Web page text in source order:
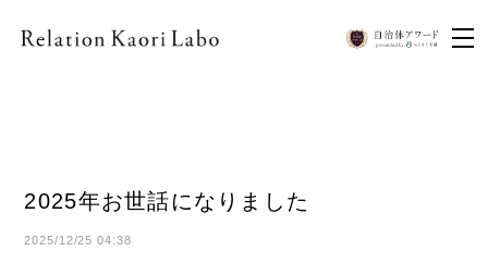
2025年お世話になりました
2025/12/25 04:38